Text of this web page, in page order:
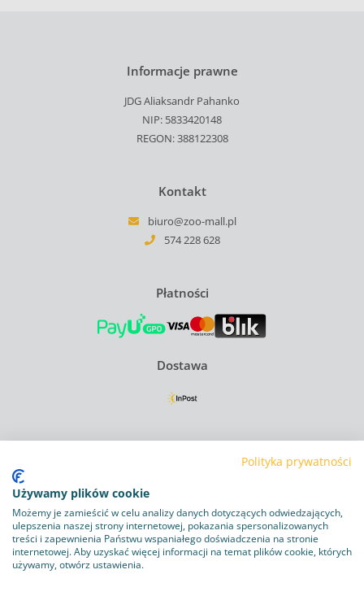
Informacje prawne
JDG Aliaksandr Pahanko
NIP: 5833420148
REGON: 388122308
Kontakt
biuro@zoo-mall.pl
574 228 628
Płatności
Dostawa
Polityka plików cookie
Obowiązek informacyjny RODO
Program lojalnościowy
Polityka prywatności
Używamy plików cookie
Możemy je zamieścić w celu analizy danych dotyczących odwiedzających,
ulepszenia naszej strony internetowej, pokazania spersonalizowanych
treści i zapewnienia Państwu wspaniałego doświadczenia na stronie
internetowej. Aby uzyskać więcej informacji na temat plików cookie, których
używamy, otwórz ustawienia.